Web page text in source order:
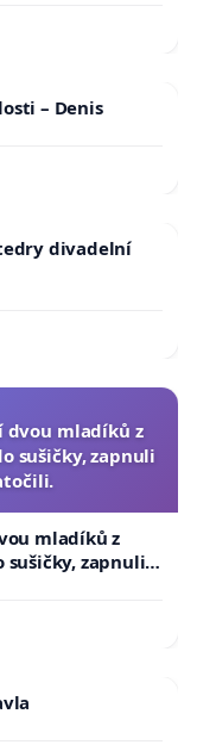
– Denis
divadelní
dvou mladíků z
sušičky, zapnuli
mladíků z
zapnuli ji